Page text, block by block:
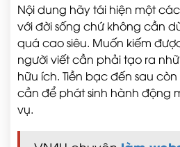
Nội dung hãy tái hiện một
với đời sống chứ không cần
quá cao siêu. Muốn kiếm
người viết cần phải tạo ra
hữu ích. Tiền bạc đến sau
cần để phát sinh hành động
vụ.